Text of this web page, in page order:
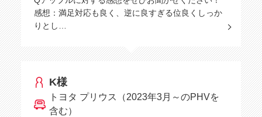
感想：満足対応も良く、逆に良すぎる位良くしっか
りとし…
K様
トヨタ プリウス（2023年3月～のPHVを
含む）